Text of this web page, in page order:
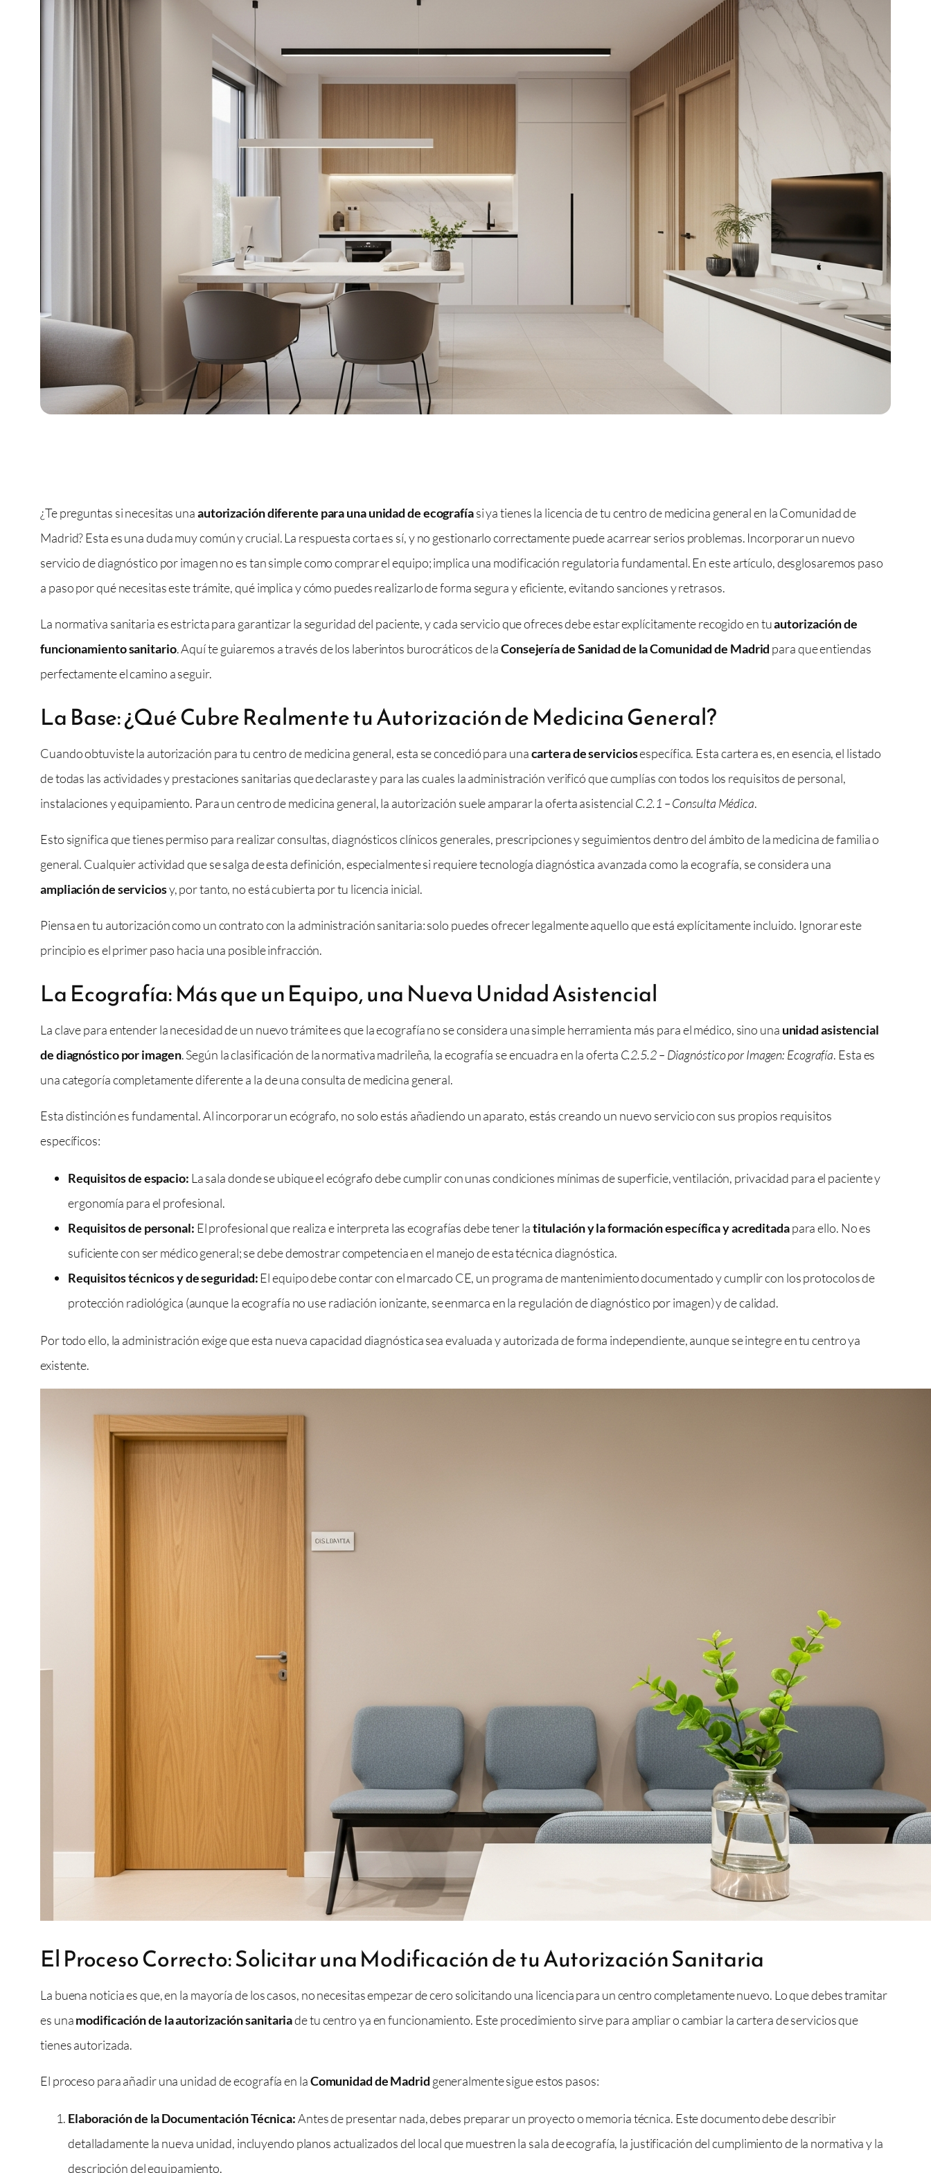
¿Te preguntas si necesitas unaautorización diferente para una unidad de ecografíasi ya tienes la licencia de tu centro de medicina general en la Comunidad de
Madrid? Esta es una duda muy común y crucial. La respuesta corta es sí, y no gestionarlo correctamente puede acarrear serios problemas. Incorporar un nuevo
servicio de diagnóstico por imagen no es tan simple como comprar el equipo; implica una modificación regulatoria fundamental. En este artículo, desglosaremos paso
a paso por qué necesitas este trámite, qué implica y cómo puedes realizarlo de forma segura y eficiente, evitando sanciones y retrasos.
La normativa sanitaria es estricta para garantizar la seguridad del paciente, y cada servicio que ofreces debe estar explícitamente recogido en tuautorización de
funcionamiento sanitario. Aquí te guiaremos a través de los laberintos burocráticos de laConsejería de Sanidad de la Comunidad de Madrid para que entiendas
perfectamente el camino a seguir.
La Base: ¿Qué Cubre Realmente tu Autorización de Medicina General?
Cuando obtuviste la autorización para tu centro de medicina general, esta se concedió para unacartera de serviciosespecífica. Esta cartera es, en esencia, el listado
de todas las actividades y prestaciones sanitarias que declaraste y para las cuales la administración verificó que cumplías con todos los requisitos de personal,
instalaciones y equipamiento. Para un centro de medicina general, la autorización suele amparar la oferta asistencial C.2.1 – Consulta Médica.
Esto significa que tienes permiso para realizar consultas, diagnósticos clínicos generales, prescripciones y seguimientos dentro del ámbito de la medicina de familia o
general. Cualquier actividad que se salga de esta definición, especialmente si requiere tecnología diagnóstica avanzada como la ecografía, se considera una
ampliación de serviciosy, por tanto, no está cubierta por tu licencia inicial.
Piensa en tu autorización como un contrato con la administración sanitaria: solo puedes ofrecer legalmente aquello que está explícitamente incluido. Ignorar este
principio es el primer paso hacia una posible infracción.
La Ecografía: Más que un Equipo, una Nueva Unidad Asistencial
La clave para entender la necesidad de un nuevo trámite es que la ecografía no se considera una simple herramienta más para el médico, sino una unidad asistencial
de diagnóstico por imagen. Según la clasificación de la normativa madrileña, la ecografía se encuadra en la oferta C.2.5.2 – Diagnóstico por Imagen: Ecografía. Esta es
una categoría completamente diferente a la de una consulta de medicina general.
Esta distinción es fundamental. Al incorporar un ecógrafo, no solo estás añadiendo un aparato, estás creando un nuevo servicio con sus propios requisitos
específicos:
Requisitos de espacio: La sala donde se ubique el ecógrafo debe cumplir con unas condiciones mínimas de superficie, ventilación, privacidad para el paciente y
ergonomía para el profesional.
Requisitos de personal: El profesional que realiza e interpreta las ecografías debe tener latitulación y la formación específica y acreditadapara ello. No es
suficiente con ser médico general; se debe demostrar competencia en el manejo de esta técnica diagnóstica.
Requisitos técnicos y de seguridad:El equipo debe contar con el marcado CE, un programa de mantenimiento documentado y cumplir con los protocolos de
protección radiológica (aunque la ecografía no use radiación ionizante, se enmarca en la regulación de diagnóstico por imagen) y de calidad.
Por todo ello, la administración exige que esta nueva capacidad diagnóstica sea evaluada y autorizada de forma independiente, aunque se integre en tu centro ya
existente.
El Proceso Correcto: Solicitar una Modificación de tu Autorización Sanitaria
La buena noticia es que, en la mayoría de los casos, no necesitas empezar de cero solicitando una licencia para un centro completamente nuevo. Lo que debes tramitar
es unamodificación de la autorización sanitariade tu centro ya en funcionamiento. Este procedimiento sirve para ampliar o cambiar la cartera de servicios que
tienes autorizada.
El proceso para añadir una unidad de ecografía en laComunidad de Madrid generalmente sigue estos pasos:
Elaboración de la Documentación Técnica:Antes de presentar nada, debes preparar un proyecto o memoria técnica. Este documento debe describir
detalladamente la nueva unidad, incluyendo planos actualizados del local que muestren la sala de ecografía, la justificación del cumplimiento de la normativa y la
descripción del equipamiento.